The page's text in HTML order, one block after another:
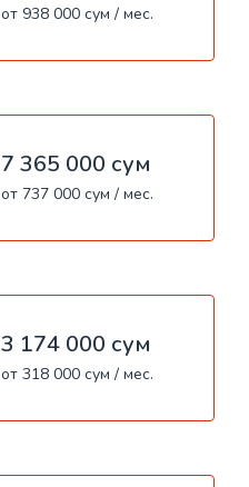
от 938 000 сум / мес.
7 365 000 сум
от 737 000 сум / мес.
3 174 000 сум
от 318 000 сум / мес.